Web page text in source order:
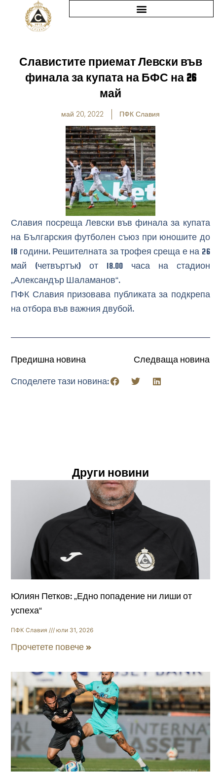
Славистите приемат Левски във
финала за купата на БФС на 26
май
май 20, 2022 ПФК Славия
Славия посреща Левски във финала за купата
на Българския футболен съюз при юношите до
18 години. Решителната за трофея среща е на 26
май (четвъртък) от 18.00 часа на стадион
„Александър Шаламанов“.
ПФК Славия призовава публиката за подкрепа
на отбора във важния двубой.
Предишна новина Следваща новина
Споделете тази новина:
Други новини
Юлиян Петков: „Едно попадение ни лиши от
успеха“
ПФК Славия юли 31, 2026
Прочетете повече »